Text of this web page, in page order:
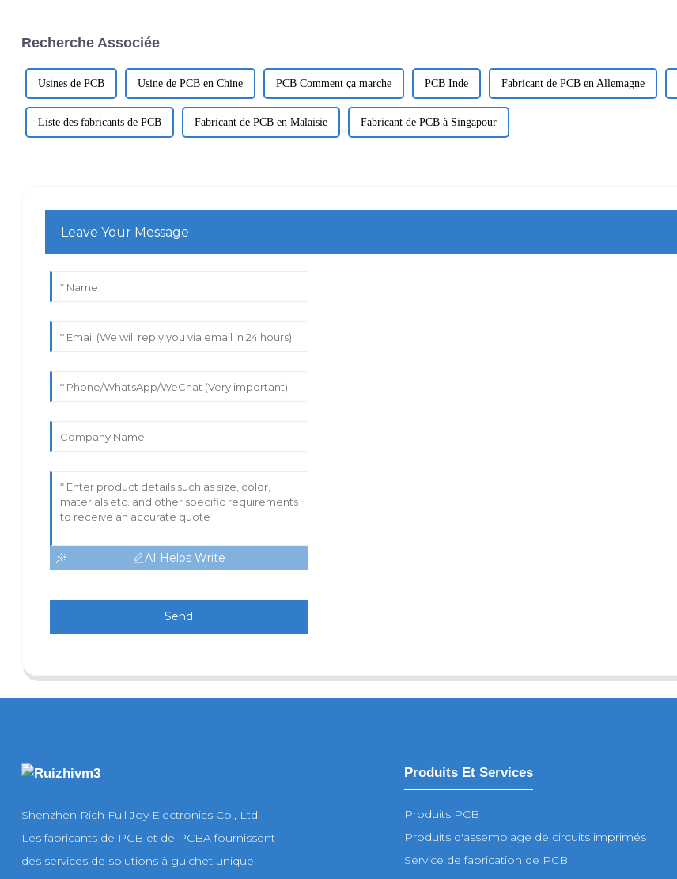
Recherche Associée
Usines de PCB Usine de PCB en Chine PCB Comment ça marche PCB Inde Fabricant de PCB en Allemagne
Liste des fabricants de PCB Fabricant de PCB en Malaisie Fabricant de PCB à Singapour
Leave Your Message
AI Helps Write
Send
Shenzhen Rich Full Joy Electronics Co., Ltd
Les fabricants de PCB et de PCBA fournissent
des services de solutions à guichet unique
Produits Et Services
Produits PCB
Produits d'assemblage de circuits imprimés
Service de fabrication de PCB